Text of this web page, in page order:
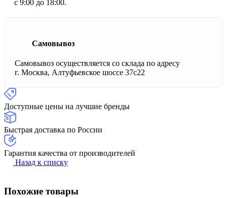
с 9:00 до 18:00.
Самовывоз
Самовывоз осуществляется со склада по адресу
г. Москва, Алтуфьевское шоссе 37с22
Доступные цены на лучшие бренды
Быстрая доставка по России
Гарантия качества от производителей
Назад к списку
Похожие товары